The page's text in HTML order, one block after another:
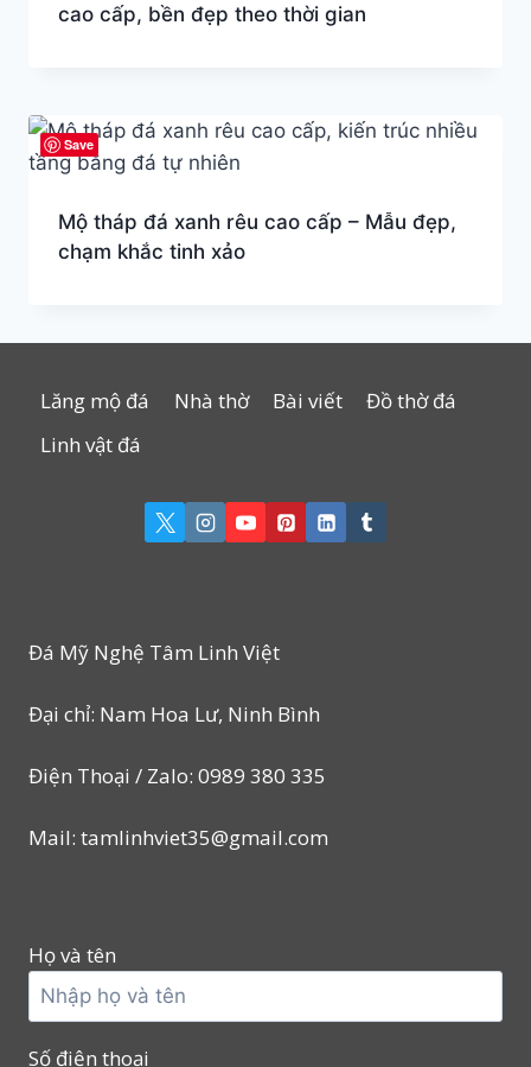
cao cấp, bền đẹp theo thời gian
Save
Mộ tháp đá xanh rêu cao cấp – Mẫu đẹp,
chạm khắc tinh xảo
Lăng mộ đá Nhà thờ Bài viết
Đồ thờ đá
Linh vật đá
Đá Mỹ Nghệ Tâm Linh Việt
Đại chỉ: Nam Hoa Lư, Ninh Bình
Điện Thoại / Zalo: 0989 380 335
Mail: tamlinhviet35@gmail.com
Họ và tên
Số điện thoại